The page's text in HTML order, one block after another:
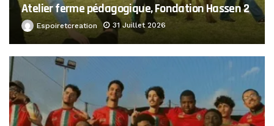
Atelier ferme pédagogique, Fondation Hassen 2
Espoiretcreation 31 Juillet 2026